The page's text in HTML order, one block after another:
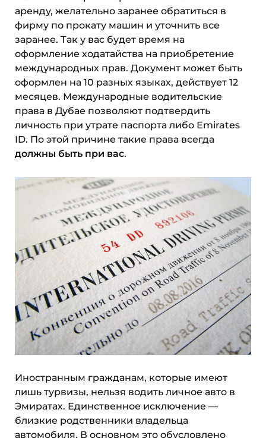
аренду, желательно заранее обратиться в
фирму по прокату машин и уточнить все
заранее. Так у вас будет время на
оформление ходатайства на приобретение
международных прав. Документ может быть
оформлен на 10 разных языках, действует 12
месяцев. Международные водительские
права в Дубае позволяют подтвердить
личность при утрате паспорта либо Emirates
ID. По этой причине такие права всегда
должны быть при вас.
Иностранным гражданам, которые имеют
лишь турвизы, нельзя водить личное авто в
Эмиратах. Единственное исключение —
близкие родственники владельца
автомобиля. В основном это обусловлено